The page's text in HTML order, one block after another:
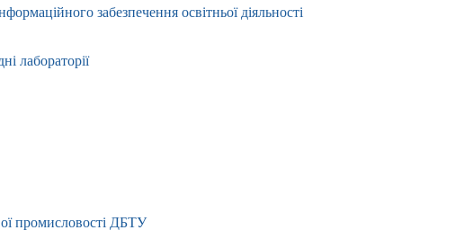
забезпечення освітньої діяльності
лабораторії
промисловості ДБТУ